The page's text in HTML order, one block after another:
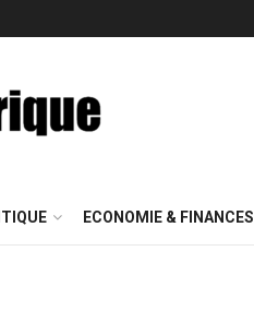
ECONOMIE & FINANCES